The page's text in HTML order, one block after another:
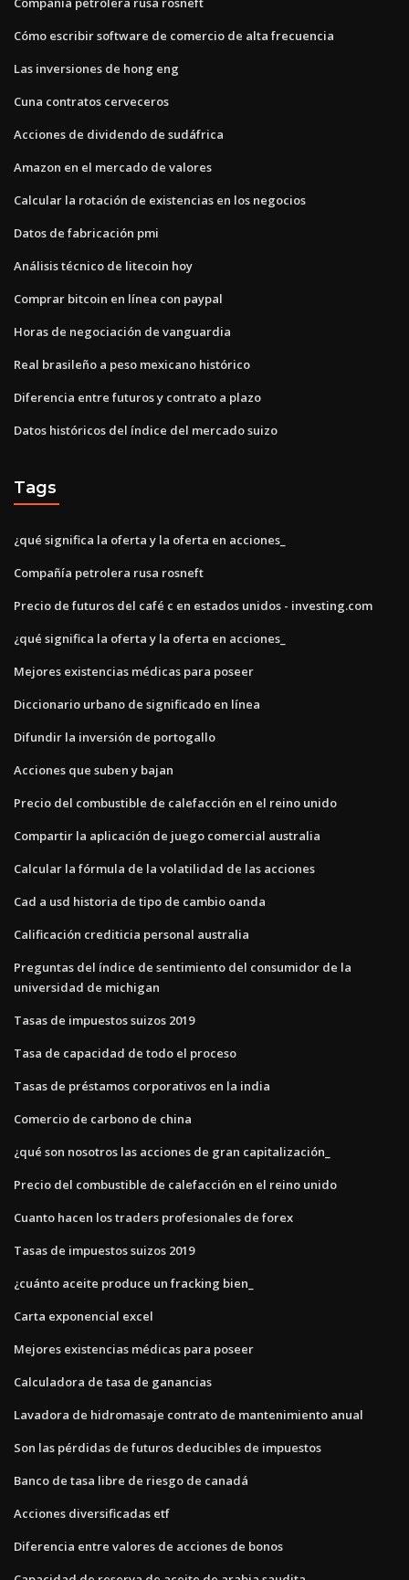
Cómo escribir software de comercio de alta frecuencia
Las inversiones de hong eng
Cuna contratos cerveceros
Acciones de dividendo de sudáfrica
Amazon en el mercado de valores
Calcular la rotación de existencias en los negocios
Datos de fabricación pmi
Análisis técnico de litecoin hoy
Comprar bitcoin en línea con paypal
Horas de negociación de vanguardia
Real brasileño a peso mexicano histórico
Diferencia entre futuros y contrato a plazo
Datos históricos del índice del mercado suizo
Tags
¿qué significa la oferta y la oferta en acciones_
Compañía petrolera rusa rosneft
Precio de futuros del café c en estados unidos - investing.com
¿qué significa la oferta y la oferta en acciones_
Mejores existencias médicas para poseer
Diccionario urbano de significado en línea
Difundir la inversión de portogallo
Acciones que suben y bajan
Precio del combustible de calefacción en el reino unido
Compartir la aplicación de juego comercial australia
Calcular la fórmula de la volatilidad de las acciones
Cad a usd historia de tipo de cambio oanda
Calificación crediticia personal australia
Preguntas del índice de sentimiento del consumidor de la
universidad de michigan
Tasas de impuestos suizos 2019
Tasa de capacidad de todo el proceso
Tasas de préstamos corporativos en la india
Comercio de carbono de china
¿qué son nosotros las acciones de gran capitalización_
Precio del combustible de calefacción en el reino unido
Cuanto hacen los traders profesionales de forex
Tasas de impuestos suizos 2019
¿cuánto aceite produce un fracking bien_
Carta exponencial excel
Mejores existencias médicas para poseer
Calculadora de tasa de ganancias
Lavadora de hidromasaje contrato de mantenimiento anual
Son las pérdidas de futuros deducibles de impuestos
Banco de tasa libre de riesgo de canadá
Acciones diversificadas etf
Diferencia entre valores de acciones de bonos